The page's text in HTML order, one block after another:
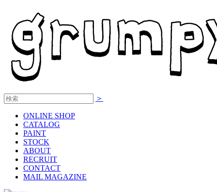
＞
ONLINE SHOP
CATALOG
PAINT
STOCK
ABOUT
RECRUIT
CONTACT
MAIL MAGAZINE